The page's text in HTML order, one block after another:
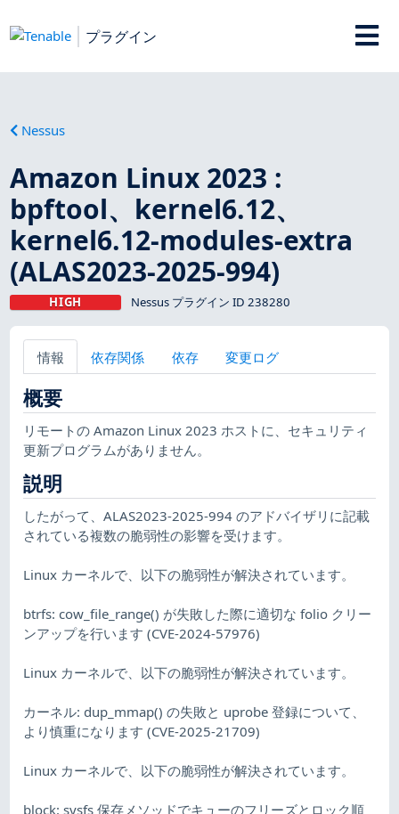
プラグイン
Nessus
Amazon Linux 2023 :
bpftool、kernel6.12、
kernel6.12-modules-extra
(ALAS2023-2025-994)
HIGH Nessus プラグイン ID 238280
情報 依存関係 依存 変更ログ
概要
リモートの Amazon Linux 2023 ホストに、セキュリティ
更新プログラムがありません。
説明
したがって、ALAS2023-2025-994 のアドバイザリに記載
されている複数の脆弱性の影響を受けます。
Linux カーネルで、以下の脆弱性が解決されています。
btrfs: cow_file_range() が失敗した際に適切な folio クリー
ンアップを行います (CVE-2024-57976)
Linux カーネルで、以下の脆弱性が解決されています。
カーネル: dup_mmap() の失敗と uprobe 登録について、
より慎重になります (CVE-2025-21709)
Linux カーネルで、以下の脆弱性が解決されています。
block: sysfs 保存メソッドでキューのフリーズとロック順